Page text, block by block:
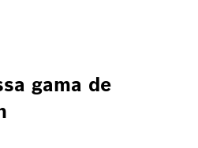
gama de